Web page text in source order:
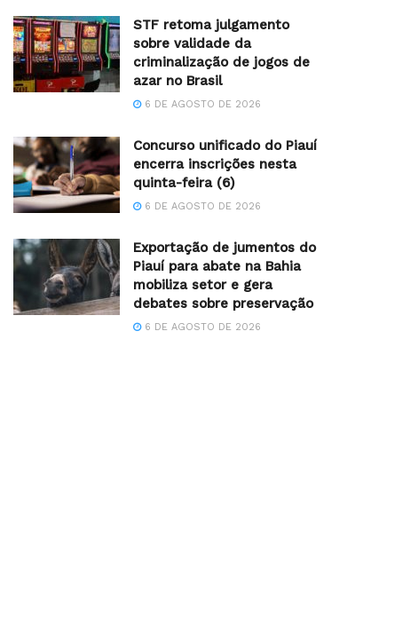
STF retoma julgamento
sobre validade da
criminalização de jogos de
azar no Brasil
6 DE AGOSTO DE 2026
Concurso unificado do Piauí
encerra inscrições nesta
quinta-feira (6)
6 DE AGOSTO DE 2026
Exportação de jumentos do
Piauí para abate na Bahia
mobiliza setor e gera
debates sobre preservação
6 DE AGOSTO DE 2026